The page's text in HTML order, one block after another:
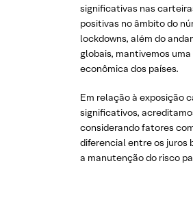
significativas nas
positivas no âmbito do
lockdowns, além do
globais, mantivemos
econômica dos países.
Em relação à exposição
significativos,
considerando fatores
diferencial entre os juros
a manutenção do risco